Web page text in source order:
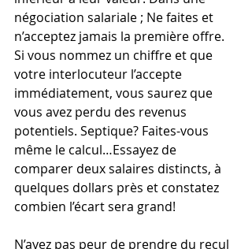
négociation salariale ; Ne faites et
n’acceptez jamais la première offre.
Si vous nommez un chiffre et que
votre interlocuteur l’accepte
immédiatement, vous saurez que
vous avez perdu des revenus
potentiels. Septique? Faites-vous
même le calcul…Essayez de
comparer deux salaires distincts, à
quelques dollars près et constatez
combien l’écart sera grand!
N’ayez pas peur de prendre du recul